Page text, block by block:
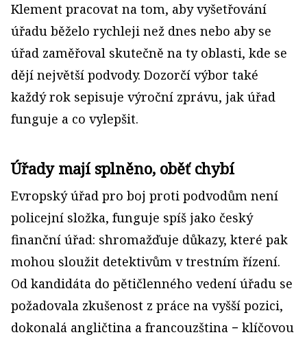
Klement pracovat na tom, aby vyšetřování
úřadu běželo rychleji než dnes nebo aby se
úřad zaměřoval skutečně na ty oblasti, kde se
dějí největší podvody. Dozorčí výbor také
každý rok sepisuje výroční zprávu, jak úřad
funguje a co vylepšit.
Úřady mají splněno, oběť chybí
Evropský úřad pro boj proti podvodům není
policejní složka, funguje spíš jako český
finanční úřad: shromažďuje důkazy, které pak
mohou sloužit detektivům v trestním řízení.
Od kandidáta do pětičlenného vedení úřadu se
požadovala zkušenost z práce na vyšší pozici,
dokonalá angličtina a francouzština − klíčovou